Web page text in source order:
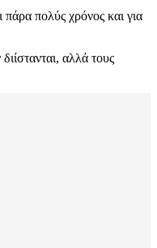
πολύς χρόνος και για
αλλά τους